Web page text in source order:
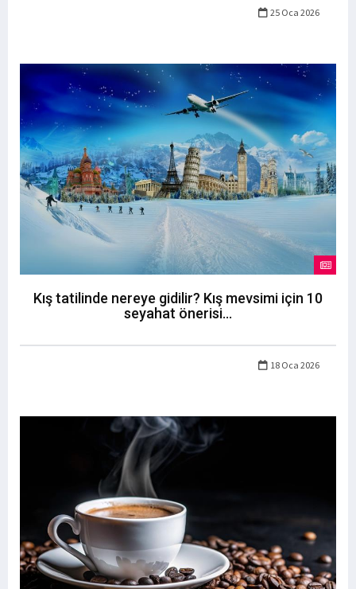
25 Oca 2026
Kış tatilinde nereye gidilir? Kış mevsimi için 10
seyahat önerisi...
18 Oca 2026